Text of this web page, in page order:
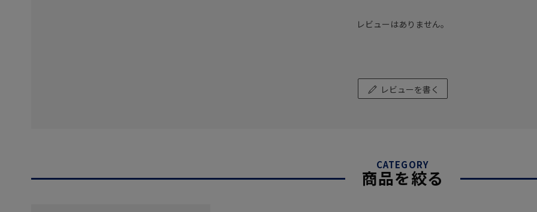
レビューはありません。
レビューを書く
CATEGORY
商品を絞る